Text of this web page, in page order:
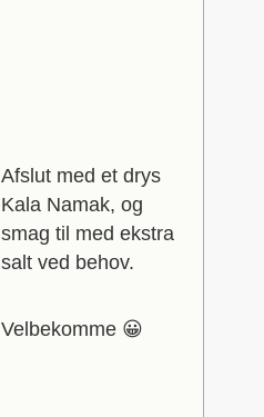
Afslut med et drys
Kala Namak, og
smag til med ekstra
salt ved behov.
Velbekomme 😀